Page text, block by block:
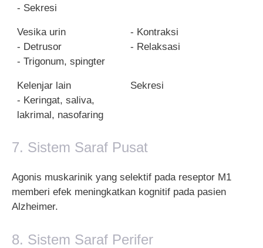
- Sekresi
Vesika urin
- Detrusor
- Trigonum, spingter
- Kontraksi
- Relaksasi
Kelenjar lain
- Keringat, saliva,
lakrimal, nasofaring
Sekresi
7. Sistem Saraf Pusat
Agonis muskarinik yang selektif pada reseptor M1
memberi efek meningkatkan kognitif pada pasien
Alzheimer.
8. Sistem Saraf Perifer